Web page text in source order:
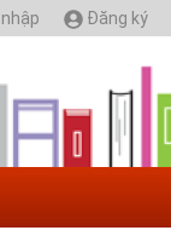
Đăng ký
và môi